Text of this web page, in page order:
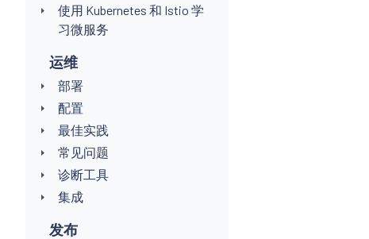
使用 Kubernetes 和 Istio 学
习微服务
运维
部署
配置
最佳实践
常见问题
诊断工具
集成
发布